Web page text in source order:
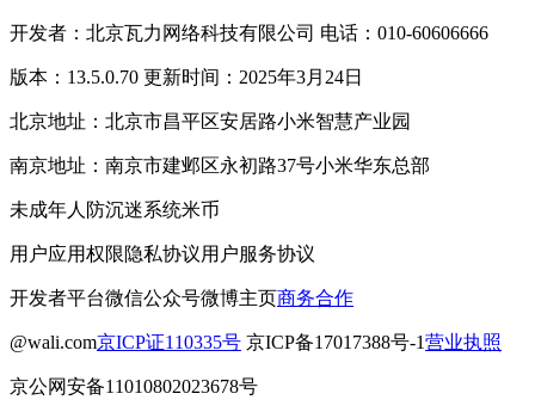
开发者：北京瓦力网络科技有限公司 电话：010-60606666
版本：13.5.0.70 更新时间：2025年3月24日
北京地址：北京市昌平区安居路小米智慧产业园
南京地址：南京市建邺区永初路37号小米华东总部
未成年人防沉迷系统米币
用户应用权限隐私协议用户服务协议
开发者平台微信公众号微博主页商务合作
@wali.com京ICP证110335号 京ICP备17017388号-1营业执照
京公网安备11010802023678号